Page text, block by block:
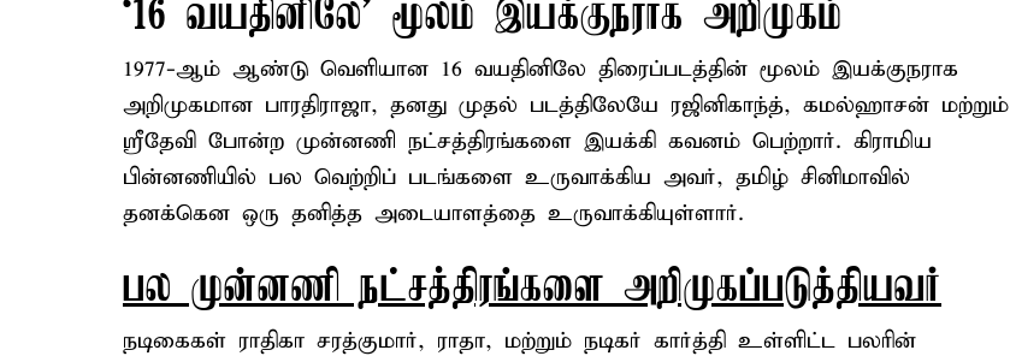
‘16 வயதினிலே’ மூலம் இயக்குநராக அறிமுகம்
1977-ஆம் ஆண்டு வெளியான 16 வயதினிலே திரைப்படத்தின் மூலம் இயக்குநராக
அறிமுகமான பாரதிராஜா, தனது முதல் படத்திலேயே ரஜினிகாந்த், கமல்ஹாசன் மற்றும்
ஸ்ரீதேவி போன்ற முன்னணி நட்சத்திரங்களை இயக்கி கவனம் பெற்றார். கிராமிய
பின்னணியில் பல வெற்றிப் படங்களை உருவாக்கிய அவர், தமிழ் சினிமாவில்
தனக்கென ஒரு தனித்த அடையாளத்தை உருவாக்கியுள்ளார்.
பல முன்னணி நட்சத்திரங்களை அறிமுகப்படுத்தியவர்
நடிகைகள் ராதிகா சரத்குமார், ராதா, மற்றும் நடிகர் கார்த்தி உள்ளிட்ட பலரின்